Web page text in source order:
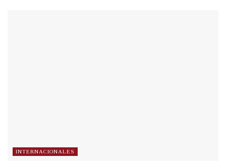
INTERNACIONALES